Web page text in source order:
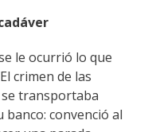
le ocurrió lo que
El crimen de las
se transportaba
convenció al